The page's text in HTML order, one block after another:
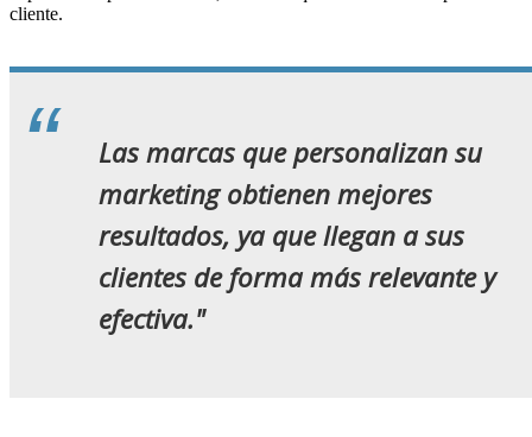
cliente.
Las marcas que personalizan su
marketing obtienen mejores
resultados, ya que llegan a sus
clientes de forma más relevante y
efectiva."